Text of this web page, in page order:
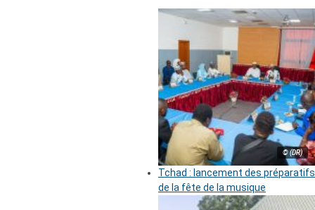
© (DR)
Tchad : lancement des préparatifs
de la fête de la musique